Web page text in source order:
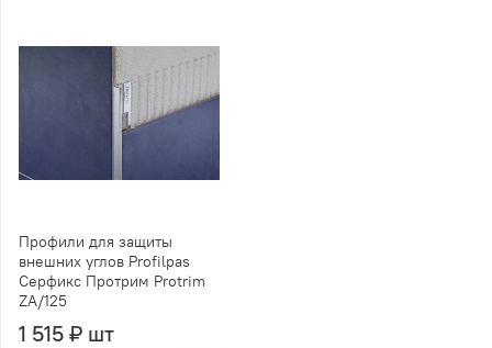
Профили для защиты
внешних углов Profilpas
Серфикс Протрим Protrim
ZA/125
1 515 ₽ шт